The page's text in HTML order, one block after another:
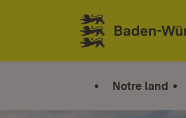
Sauter au contenu
Link zur Startseite
Notre land